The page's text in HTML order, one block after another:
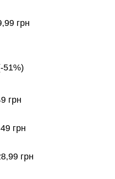
грн
51%)
грн
грн
грн